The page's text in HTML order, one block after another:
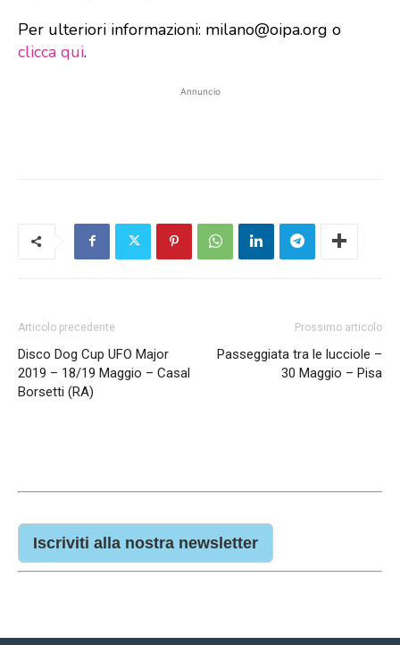
Per ulteriori informazioni: milano@oipa.org o
clicca qui.
Annuncio
Articolo precedente
Disco Dog Cup UFO Major
2019 – 18/19 Maggio – Casal
Borsetti (RA)
Prossimo articolo
Passeggiata tra le lucciole –
30 Maggio – Pisa
Iscriviti alla nostra newsletter